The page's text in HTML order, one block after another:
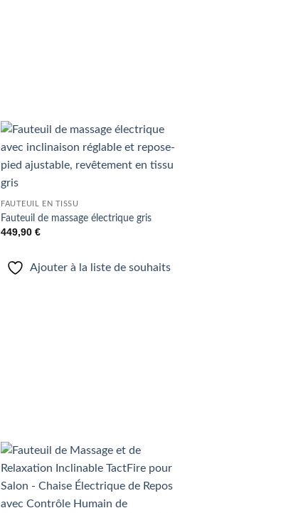
Ajouter
à la liste
FAUTEUIL EN TISSU
Fauteuil de massage électrique gris
449,90€
Ajouter à la liste de souhaits
Ajouter
à la liste